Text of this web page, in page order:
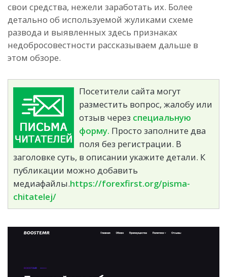
свои средства, нежели заработать их. Более
детально об используемой жуликами схеме
развода и выявленных здесь признаках
недобросовестности рассказываем дальше в
этом обзоре.
Посетители сайта могут
разместить вопрос, жалобу или
отзыв через специальную
форму. Просто заполните два
поля без регистрации. В
заголовке суть, в описании укажите детали. К
публикации можно добавить
медиафайлы.https://forexfirst.org/pisma-
chitatelej/